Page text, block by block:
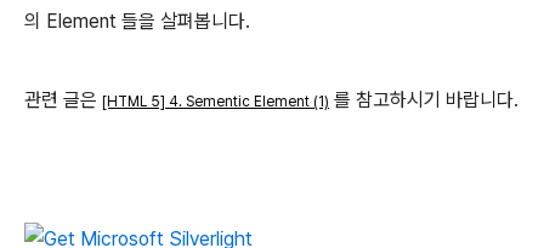
의 Element 들을 살펴봅니다.
관련 글은 [HTML 5] 4. Sementic Element (1) 를 참고하시기 바랍니다.